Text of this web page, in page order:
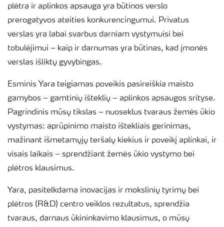
plėtra ir aplinkos apsauga yra būtinos verslo
prerogatyvos ateities konkurencingumui. Privatus
verslas yra labai svarbus darniam vystymuisi bei
tobulėjimui – kaip ir darnumas yra būtinas, kad įmonės
verslas išliktų gyvybingas.
Esminis Yara teigiamas poveikis pasireiškia maisto
gamybos – gamtinių išteklių – aplinkos apsaugos srityse.
Pagrindinis mūsų tikslas – nuoseklus tvaraus žemės ūkio
vystymas: aprūpinimo maisto ištekliais gerinimas,
mažinant išmetamųjų teršalų kiekius ir poveikį aplinkai, ir
visais laikais – sprendžiant žemės ūkio vystymo bei
plėtros klausimus.
Yara, pasitelkdama inovacijas ir mokslinių tyrimų bei
plėtros (R&D) centro veiklos rezultatus, sprendžia
tvaraus, darnaus ūkininkavimo klausimus, o mūsų